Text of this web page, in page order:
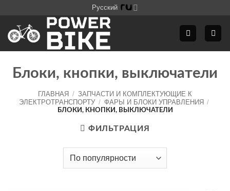
content
Русский
Блоки, кнопки, выключатели
ГЛАВНАЯ / ЗАПЧАСТИ И КОМПЛЕКТУЮЩИЕ К
ЭЛЕКТРОТРАНСПОРТУ / ФАРЫ И БЛОКИ УПРАВЛЕНИЯ /
БЛОКИ, КНОПКИ, ВЫКЛЮЧАТЕЛИ
ФИЛЬТРАЦИЯ